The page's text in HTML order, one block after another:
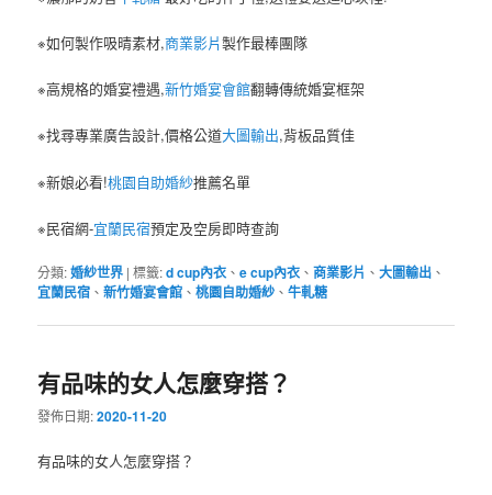
※如何製作吸晴素材,商業影片製作最棒團隊
※高規格的婚宴禮遇,新竹婚宴會館翻轉傳統婚宴框架
※找尋專業廣告設計,價格公道大圖輸出,背板品質佳
※新娘必看!桃園自助婚紗推薦名單
※民宿網-宜蘭民宿預定及空房即時查詢
分類:婚紗世界 |標籤:d cup內衣 、e cup內衣 、商業影片 、大圖輸出 、
宜蘭民宿 、新竹婚宴會館 、桃園自助婚紗 、牛軋糖
有品味的女人怎麼穿搭？
發佈日期:2020-11-20
有品味的女人怎麼穿搭？